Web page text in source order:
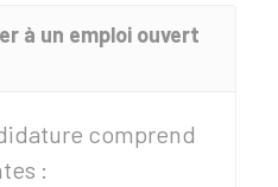
à un emploi ouvert
comprend
: